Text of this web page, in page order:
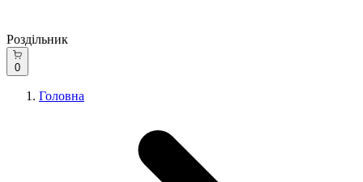
Роздільник
0
Головна